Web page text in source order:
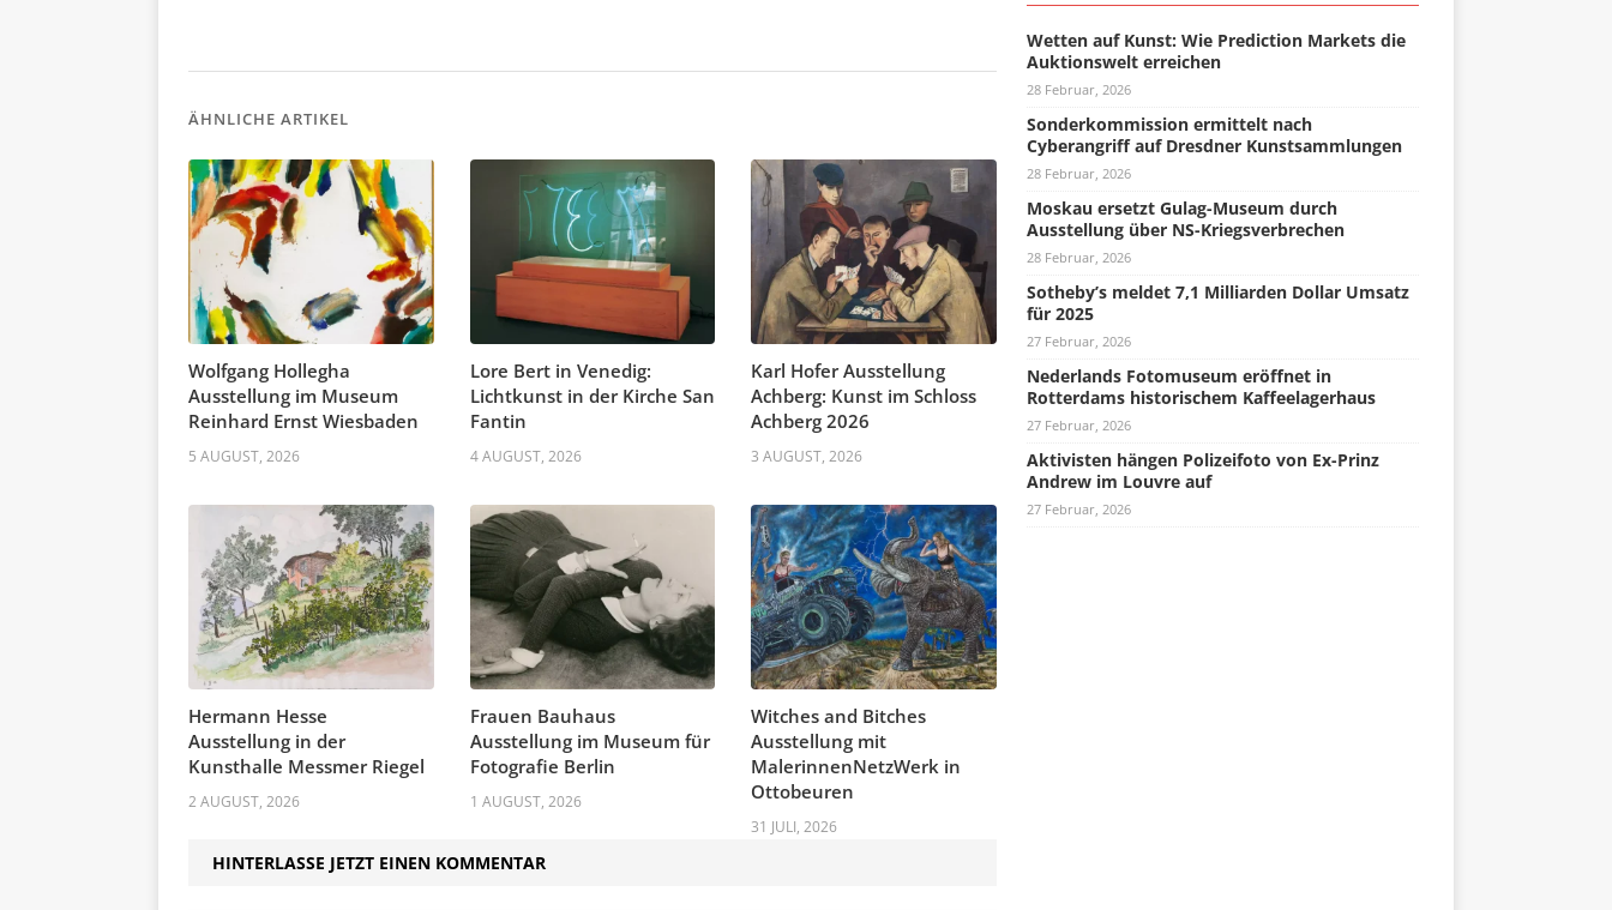
ÄHNLICHE ARTIKEL
Wolfgang Hollegha
Ausstellung im Museum
Reinhard Ernst Wiesbaden
5 AUGUST, 2026
Lore Bert in Venedig:
Lichtkunst in der Kirche San
Fantin
4 AUGUST, 2026
Karl Hofer Ausstellung
Achberg: Kunst im Schloss
Achberg 2026
3 AUGUST, 2026
Hermann Hesse
Ausstellung in der
Kunsthalle Messmer Riegel
2 AUGUST, 2026
Frauen Bauhaus
Ausstellung im Museum für
Fotografie Berlin
1 AUGUST, 2026
Witches and Bitches
Ausstellung mit
MalerinnenNetzWerk in
Ottobeuren
31 JULI, 2026
HINTERLASSE JETZT EINEN KOMMENTAR
Wetten auf Kunst: Wie Prediction Markets die
Auktionswelt erreichen
28 Februar, 2026
Sonderkommission ermittelt nach
Cyberangriff auf Dresdner Kunstsammlungen
28 Februar, 2026
Moskau ersetzt Gulag-Museum durch
Ausstellung über NS-Kriegsverbrechen
28 Februar, 2026
Sotheby’s meldet 7,1 Milliarden Dollar Umsatz
für 2025
27 Februar, 2026
Nederlands Fotomuseum eröffnet in
Rotterdams historischem Kaffeelagerhaus
27 Februar, 2026
Aktivisten hängen Polizeifoto von Ex-Prinz
Andrew im Louvre auf
27 Februar, 2026